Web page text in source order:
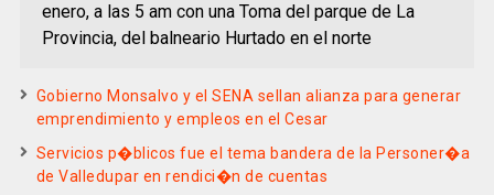
enero, a las 5 am con una Toma del parque de La
Provincia, del balneario Hurtado en el norte
Gobierno Monsalvo y el SENA sellan alianza para generar
emprendimiento y empleos en el Cesar
Servicios p�blicos fue el tema bandera de la Personer�a
de Valledupar en rendici�n de cuentas